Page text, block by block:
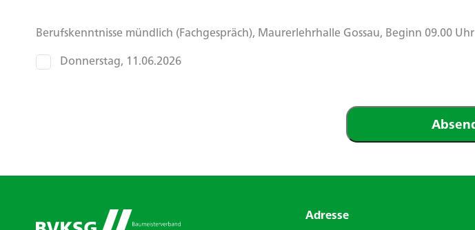
Berufskenntnisse mündlich (Fachgespräch), Maurerlehrhalle Gossau, Beginn 09.00 Uhr
Donnerstag, 11.06.2026
Adresse